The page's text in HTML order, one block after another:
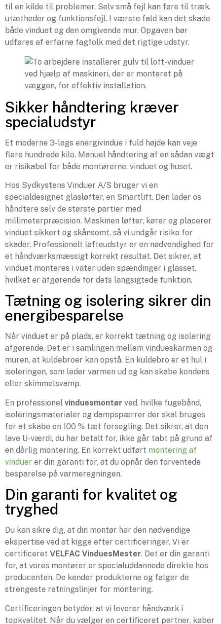
til en kilde til problemer. Selv små fejl kan føre til træk,
utætheder og funktionsfejl. I værste fald kan det skade
både vinduet og den omgivende mur. Opgaven bør
udføres af erfarne fagfolk med det rigtige udstyr.
Sikker håndtering kræver
specialudstyr
Et moderne 3-lags energivindue i fuld højde kan veje
flere hundrede kilo. Manuel håndtering af en sådan vægt
er risikabel for både montørerne, vinduet og huset.
Hos Sydkystens Vinduer A/S bruger vi en
specialdesignet glasløfter, en Smartlift. Den lader os
håndtere selv de største partier med
millimeterpræcision. Maskinen løfter, kører og placerer
vinduet sikkert og skånsomt, så vi undgår risiko for
skader. Professionelt løfteudstyr er en nødvendighed for
et håndværksmæssigt korrekt resultat. Det sikrer, at
vinduet monteres i vater uden spændinger i glasset,
hvilket er afgørende for dets langsigtede funktion.
Tætning og isolering sikrer din
energibesparelse
Når vinduet er på plads, er korrekt tætning og isolering
afgørende. Det er i samlingen mellem vindueskarmen og
muren, at kuldebroer kan opstå. En kuldebro er et hul i
isoleringen, som leder varmen ud og kan skabe kondens
eller skimmelsvamp.
En professionel vinduesmontør ved, hvilke fugebånd,
isoleringsmaterialer og dampspærrer der skal bruges
for at skabe en 100 % tæt forsegling. Det sikrer, at den
lave U-værdi, du har betalt for, ikke går tabt på grund af
en dårlig montering. En korrekt udført montering af
vinduer er din garanti for, at du opnår den forventede
besparelse på varmeregningen.
Din garanti for kvalitet og
tryghed
Du kan sikre dig, at din montør har den nødvendige
ekspertise ved at kigge efter certificeringer. Vi er
certificeret VELFAC VinduesMester. Det er din garanti
for, at vores montører er specialuddannede direkte hos
producenten. De kender produkterne og følger de
strengeste retningslinjer for montering.
Certificeringen betyder, at vi leverer håndværk i
topkvalitet. Når du vælger en certificeret partner, køber